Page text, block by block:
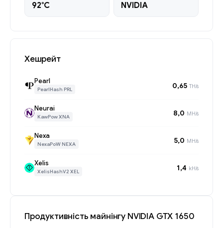
92°C NVIDIA
Хешрейт
Pearl
PearlHash PRL 0,65 TH/s
Neurai
KawPow XNA 8,0 MH/s
Nexa
NexaPoW NEXA 5,0 MH/s
Xelis
XelisHashV2 XEL 1,4 kH/s
Продуктивність майнінгу NVIDIA GTX 1650